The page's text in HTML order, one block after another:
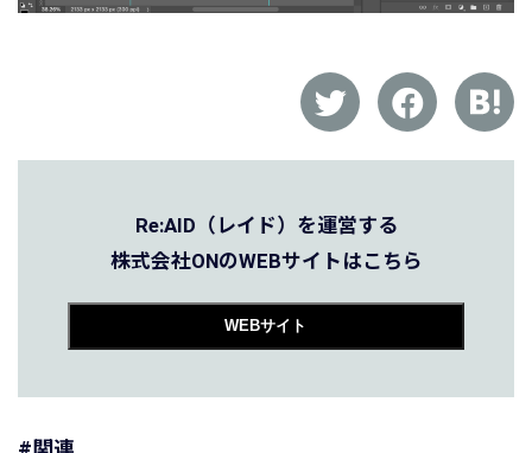
Re:AID（レイド）を運営する
株式会社ONのWEBサイトはこちら
WEBサイト